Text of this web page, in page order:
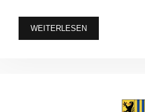
WEITERLESEN